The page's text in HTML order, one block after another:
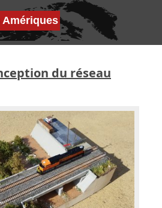
Amériques
du réseau